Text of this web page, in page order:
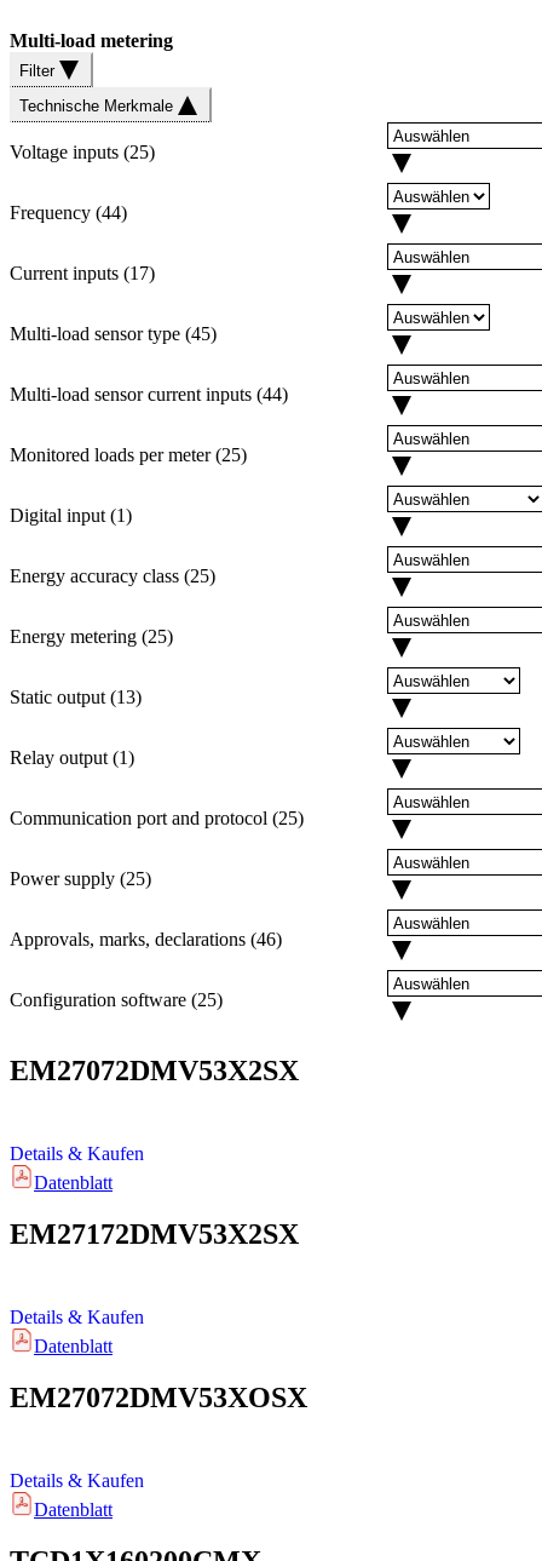
Multi-load metering
Filter
Technische Merkmale
Voltage inputs (25)
Frequency (44)
Current inputs (17)
Multi-load sensor type (45)
Multi-load sensor current inputs (44)
Monitored loads per meter(25)
Digital input(1)
Energy accuracy class (25)
Energy metering (25)
Static output(13)
Relay output(1)
Communication port and protocol (25)
Power supply (25)
Approvals, marks, declarations (46)
Configuration software (25)
EM27072DMV53X2SX
Details & Kaufen
Datenblatt
EM27172DMV53X2SX
Details & Kaufen
Datenblatt
EM27072DMV53XOSX
Details & Kaufen
Datenblatt